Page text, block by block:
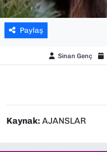
Paylaş
Sinan Genç
Kaynak: AJANSLAR